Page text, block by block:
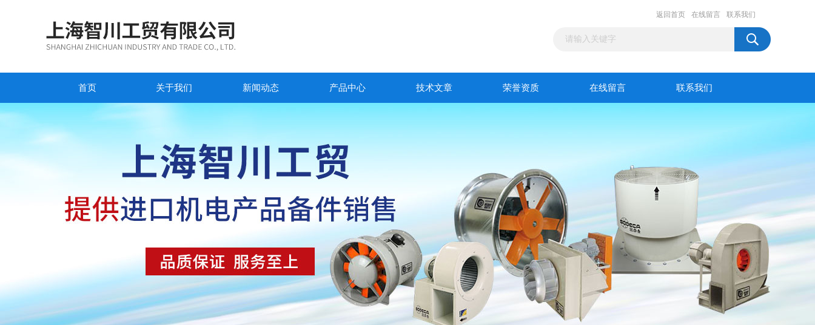
返回首页 在线留言 联系我们
首页 关于我们 新闻动态 产品中心 技术文章 荣誉资质 在线留言 联系我们